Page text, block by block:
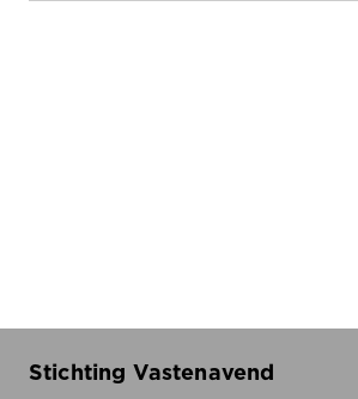
Stichting Vastenavend